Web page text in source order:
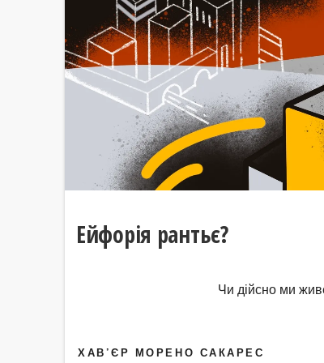
Ейфорія рантьє?
Чи дійсно ми
ХАВ’ЄР МОРЕНО САКАРЕС